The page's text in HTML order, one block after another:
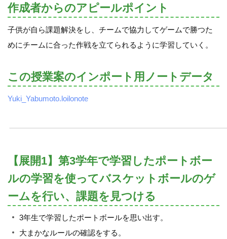
作成者からのアピールポイント
子供が自ら課題解決をし、チームで協力してゲームで勝つた
めにチームに合った作戦を立てられるように学習していく。
この授業案のインポート用ノートデータ
Yuki_Yabumoto.loilonote
【展開1】第3学年で学習したポートボー
ルの学習を使ってバスケットボールのゲ
ームを行い、課題を見つける
3年生で学習したポートボールを思い出す。
大まかなルールの確認をする。